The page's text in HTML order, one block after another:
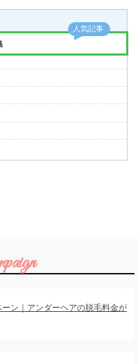
ン｜アンダーヘアの脱毛料金が